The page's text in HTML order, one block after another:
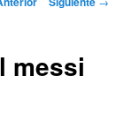
messi